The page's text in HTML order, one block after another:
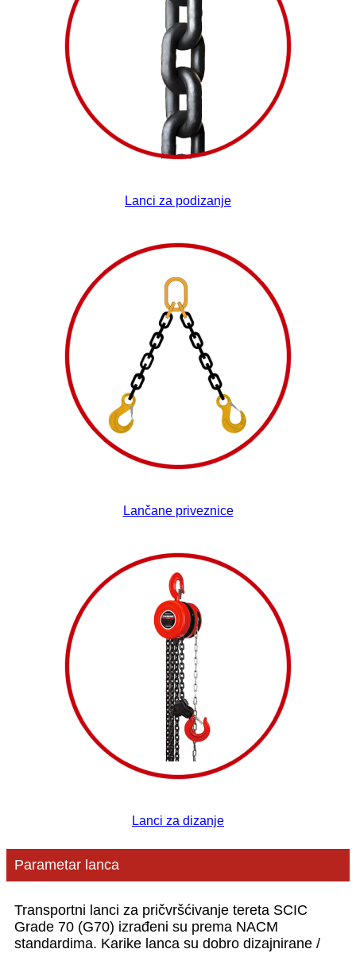
Lanci za podizanje
Lančane priveznice
Lanci za dizanje
Parametar lanca
Transportni lanci za pričvršćivanje tereta SCIC
Grade 70 (G70) izrađeni su prema NACM
standardima. Karike lanca su dobro dizajnirane /